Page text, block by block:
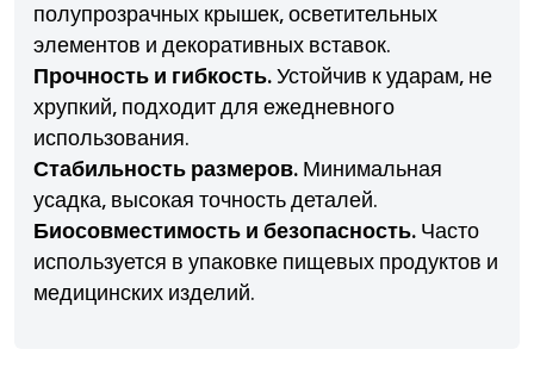
полупрозрачных крышек, осветительных
элементов и декоративных вставок.
Прочность и гибкость.Устойчив к ударам, не
хрупкий, подходит для ежедневного
использования.
Стабильность размеров. Минимальная
усадка, высокая точность деталей.
Биосовместимость и безопасность. Часто
используется в упаковке пищевых продуктов и
медицинских изделий.